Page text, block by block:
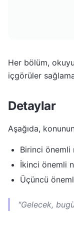
Her bölüm,
içgörüler
Detaylar
Aşağıda,
Birinci önemli
İkinci önemli
Üçüncü
"Gelecek,